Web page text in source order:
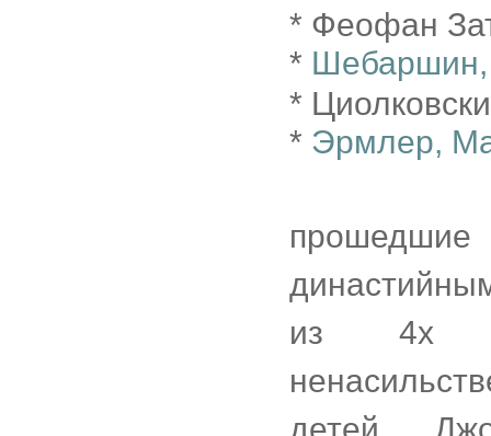
* Феофан
*
*
* Эрмлер,
из 4х